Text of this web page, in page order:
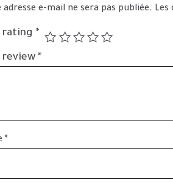
adresse e-mail ne sera pas publiée. Les
rating *
review *
*